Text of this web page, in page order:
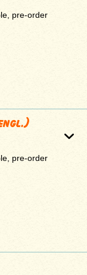
pre-order
pre-order